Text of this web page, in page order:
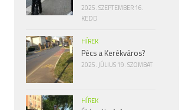
2025. SZEPTEMBER 16.
KEDD
HÍREK
Pécs a Kerékváros?
2025. JÚLIUS 19. SZOMBAT
HÍREK